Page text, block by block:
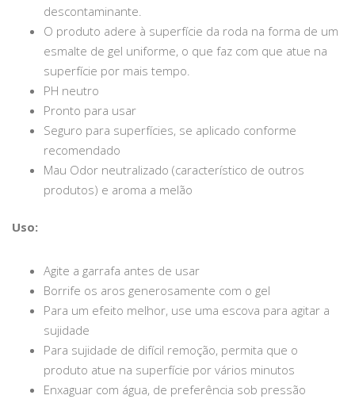
descontaminante.
O produto adere à superfície da roda na forma de um
esmalte de gel uniforme, o que faz com que atue na
superfície por mais tempo.
PH neutro
Pronto para usar
Seguro para superfícies, se aplicado conforme
recomendado
Mau Odor neutralizado (característico de outros
produtos) e aroma a melão
Uso:
Agite a garrafa antes de usar
Borrife os aros generosamente com o gel
Para um efeito melhor, use uma escova para agitar a
sujidade
Para sujidade de difícil remoção, permita que o
produto atue na superfície por vários minutos
Enxaguar com água, de preferência sob pressão